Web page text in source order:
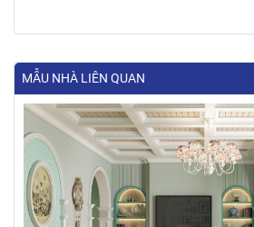
MẪU NHÀ LIÊN QUAN
20/11/2024
THIẾT KẾ FULL NỘI THẤT BIỆT